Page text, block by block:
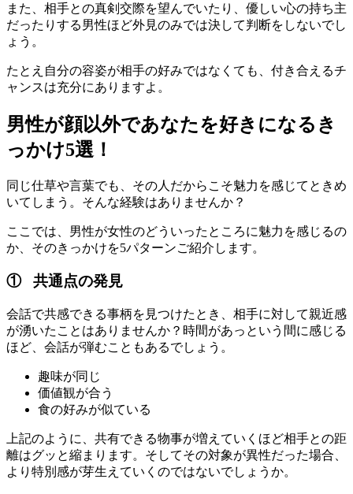
また、相手との真剣交際を望んでいたり、優しい心の持ち主
だったりする男性ほど外見のみでは決して判断をしないでし
ょう。
たとえ自分の容姿が相手の好みではなくても、付き合えるチ
ャンスは充分にありますよ。
男性が顔以外であなたを好きになるき
っかけ5選！
同じ仕草や言葉でも、その人だからこそ魅力を感じてときめ
いてしまう。そんな経験はありませんか？
ここでは、男性が女性のどういったところに魅力を感じるの
か、そのきっかけを5パターンご紹介します。
① 共通点の発見
会話で共感できる事柄を見つけたとき、相手に対して親近感
が湧いたことはありませんか？時間があっという間に感じる
ほど、会話が弾むこともあるでしょう。
趣味が同じ
価値観が合う
食の好みが似ている
上記のように、共有できる物事が増えていくほど相手との距
離はグッと縮まります。そしてその対象が異性だった場合、
より特別感が芽生えていくのではないでしょうか。